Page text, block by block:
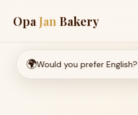
OpaJan Bakery
🌍Would you prefer English?